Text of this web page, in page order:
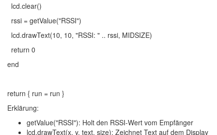
lcd.clear()
rssi = getValue("RSSI")
lcd.drawText(10, 10, "RSSI: " .. rssi, MIDSIZE)
return 0
end
return { run = run }
Erklärung:
getValue("RSSI"): Holt den RSSI-Wert vom Empfänger
lcd.drawText(x, y, text, size): Zeichnet Text auf dem Display